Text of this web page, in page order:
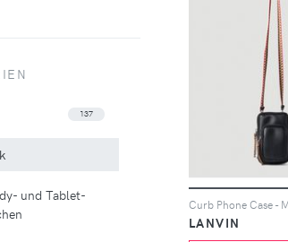
LANVIN
137
und Tablet-